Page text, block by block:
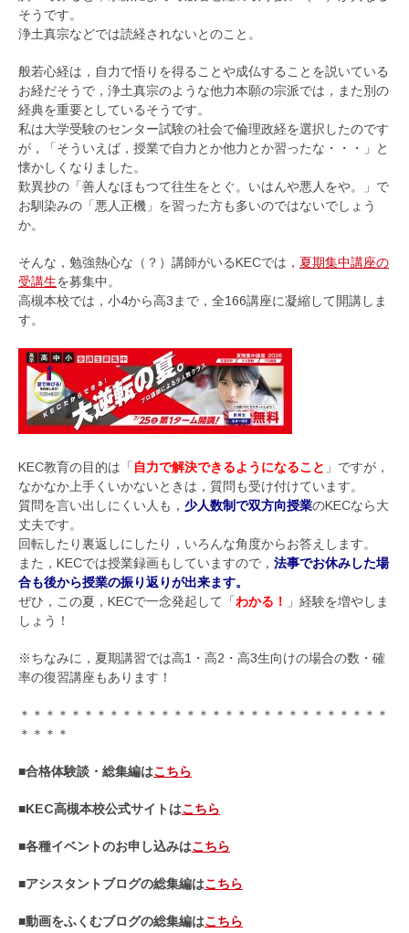
そうです。
浄土真宗などでは読経されないとのこと。
般若心経は，自力で悟りを得ることや成仏することを説いている
お経だそうで，浄土真宗のような他力本願の宗派では，また別の
経典を重要としているそうです。
私は大学受験のセンター試験の社会で倫理政経を選択したのです
が，「そういえば，授業で自力とか他力とか習ったな・・・」と
懐かしくなりました。
歎異抄の「善人なほもつて往生をとぐ。いはんや悪人をや。」で
お馴染みの「悪人正機」を習った方も多いのではないでしょう
か。
そんな，勉強熱心な（？）講師がいるKECでは， 夏期集中講座の
受講生を募集中。
高槻本校では，小4から高3まで，全166講座に凝縮して開講しま
す。
KEC教育の目的は「 自力で解決できるようになること 」ですが，
なかなか上手くいかないときは，質問も受け付けています。
質問を言い出しにくい人も， 少人数制で双方向授業のKECなら大
丈夫です。
回転したり裏返しにしたり，いろんな角度からお答えします。
また，KECでは授業録画もしていますので， 法事でお休みした場
合も後から授業の振り返りが出来ます。
ぜひ，この夏，KECで一念発起して「わかる！
」経験を増やしま
しょう！
※ちなみに，夏期講習では高1・高2・高3生向けの場合の数・確
率の復習講座もあります！
＊＊＊＊＊＊＊＊＊＊＊＊＊＊＊＊＊＊＊＊＊＊＊＊＊＊＊＊＊
＊＊＊＊
■合格体験談・総集編はこちら
■KEC高槻本校公式サイトはこちら
■各種イベントのお申し込みはこちら
■アシスタントブログの総集編はこちら
■動画をふくむブログの総集編はこちら